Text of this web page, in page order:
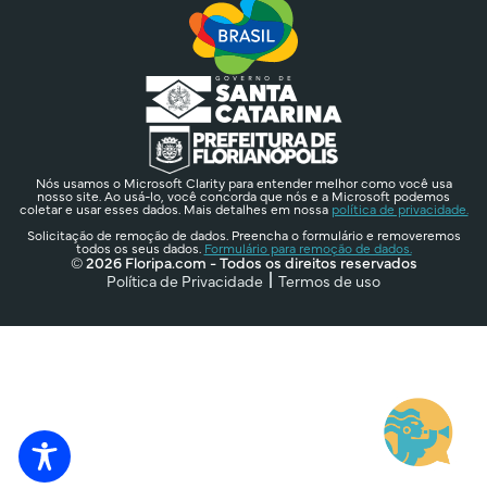
Nós usamos o Microsoft Clarity para entender melhor como você usa
nosso site. Ao usá-lo, você concorda que nós e a Microsoft podemos
coletar e usar esses dados. Mais detalhes em nossa política de privacidade.
Solicitação de remoção de dados. Preencha o formulário e removeremos
todos os seus dados. Formulário para remoção de dados.
© 2026 Floripa.com - Todos os direitos reservados
Política de Privacidade
Termos de uso